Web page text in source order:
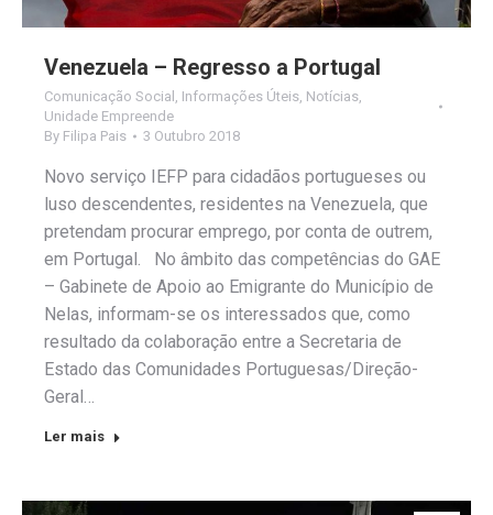
Venezuela – Regresso a Portugal
Comunicação Social Informações Úteis Notícias
Unidade Empreende
By Filipa Pais 3 Outubro 2018
Novo serviço IEFP para cidadãos portugueses ou
luso descendentes, residentes na Venezuela, que
pretendam procurar emprego, por conta de outrem,
em Portugal. No âmbito das competências do GAE
– Gabinete de Apoio ao Emigrante do Município de
Nelas, informam-se os interessados que, como
resultado da colaboração entre a Secretaria de
Estado das Comunidades Portuguesas/Direção-
Geral…
Ler mais